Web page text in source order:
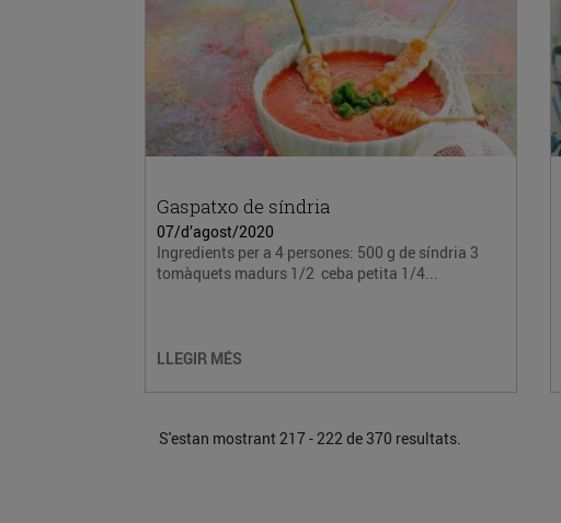
Gaspatxo de síndria
07/d’agost/2020
Ingredients per a 4 persones: 500 g de síndria 3
tomàquets madurs 1/2 ceba petita 1/4...
LLEGIR MÉS
S'estan mostrant 217 - 222 de 370 resultats.